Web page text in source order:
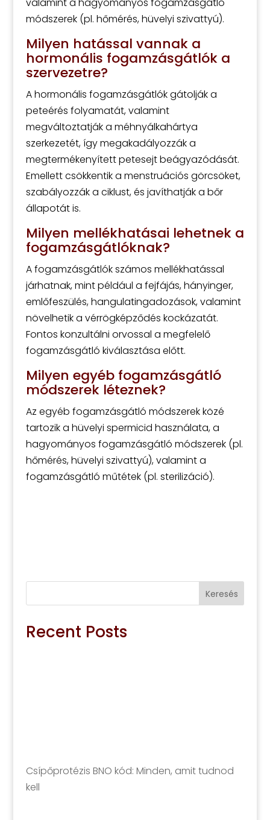
valamint a hagyományos fogamzásgátló
módszerek (pl. hőmérés, hüvelyi szivattyú).
Milyen hatással vannak a
hormonális fogamzásgátlók a
szervezetre?
A hormonális fogamzásgátlók gátolják a
peteérés folyamatát, valamint
megváltoztatják a méhnyálkahártya
szerkezetét, így megakadályozzák a
megtermékenyített petesejt beágyazódását.
Emellett csökkentik a menstruációs görcsöket,
szabályozzák a ciklust, és javíthatják a bőr
állapotát is.
Milyen mellékhatásai lehetnek a
fogamzásgátlóknak?
A fogamzásgátlók számos mellékhatással
járhatnak, mint például a fejfájás, hányinger,
emlőfeszülés, hangulatingadozások, valamint
növelhetik a vérrögképződés kockázatát.
Fontos konzultálni orvossal a megfelelő
fogamzásgátló kiválasztása előtt.
Milyen egyéb fogamzásgátló
módszerek léteznek?
Az egyéb fogamzásgátló módszerek közé
tartozik a hüvelyi spermicid használata, a
hagyományos fogamzásgátló módszerek (pl.
hőmérés, hüvelyi szivattyú), valamint a
fogamzásgátló műtétek (pl. sterilizáció).
Keresés
Recent Posts
Csípőprotézis BNO kód: Minden, amit tudnod
kell